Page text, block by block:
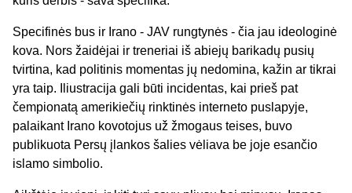
Specifinės bus ir Irano - JAV rungtynės - čia jau ideologinė
kova. Nors žaidėjai ir treneriai iš abiejų barikadų pusių
tvirtina, kad politinis momentas jų nedomina, kažin ar tikrai
yra taip. Iliustracija gali būti incidentas, kai prieš pat
čempionatą amerikiečių rinktinės interneto puslapyje,
palaikant Irano kovotojus už žmogaus teises, buvo
publikuota Persų įlankos šalies vėliava be joje esančio
islamo simbolio.